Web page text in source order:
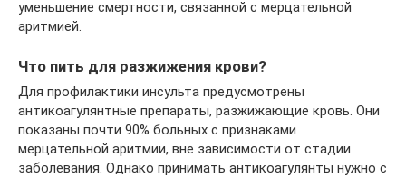
уменьшение смертности, связанной с мерцательной
аритмией.
Что пить для разжижения крови?
Для профилактики инсульта предусмотрены
антикоагулянтные препараты, разжижающие кровь. Они
показаны почти 90% больных с признаками
мерцательной аритмии, вне зависимости от стадии
заболевания. Однако принимать антикоагулянты нужно с